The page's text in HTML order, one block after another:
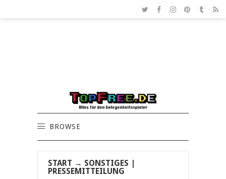
BROWSE
START → SONSTIGES
PRESSEMITTEILUNG